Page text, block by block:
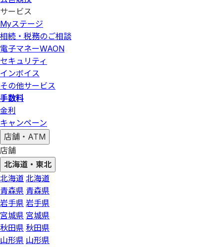
サービス
Myステージ
相続・税務のご相談
電子マネーWAON
セキュリティ
インボイス
その他サービス
手数料
金利
キャンペーン
店舗・ATM
店舗
北海道・東北
北海道 北海道
青森県 青森県
岩手県 岩手県
宮城県 宮城県
秋田県 秋田県
山形県 山形県